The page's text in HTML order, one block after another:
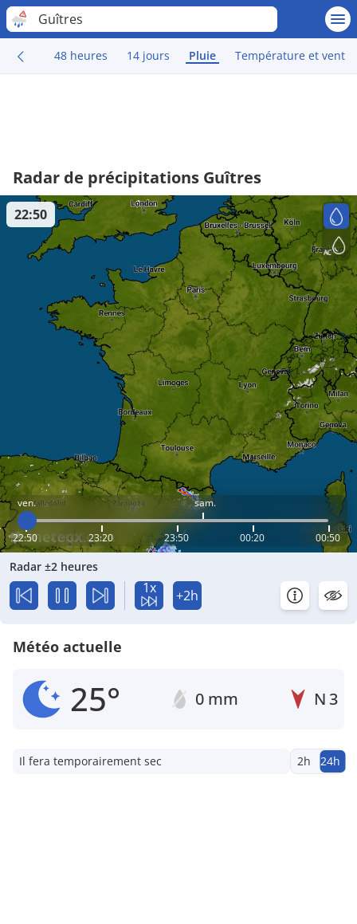
Guîtres
48 heures 14 jours Pluie Température et vent
Radar de précipitations Guîtres
ven. sam.
22:50 23:20 23:50 00:20 00:50
22:50
Radar ±2 heures
1x +2h
Météo actuelle
25° 0 mm N3
Il fera temporairement sec 2h 24h